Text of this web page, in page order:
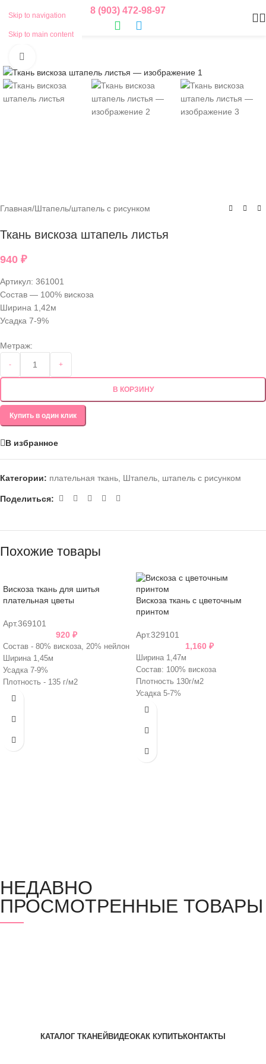
Skip to navigation
Skip to main content
8 (903) 472-98-97
Главная/Штапель/штапель с рисунком
Ткань вискоза штапель листья
940 ₽
Артикул: 361001
Состав — 100% вискоза
Ширина 1,42м
Усадка 7-9%
Метраж:
- +
В КОРЗИНУ
Купить в один клик
В избранное
Категории: плательная ткань, Штапель, штапель с рисунком
Поделиться:
Похожие товары
Вискоза ткань для шитья
плательная цветы
Арт.369101
920 ₽
Состав - 80% вискоза, 20% нейлон
Ширина 1,45м
Усадка 7-9%
Плотность - 135 г/м2
Вискоза ткань с цветочным
принтом
Арт.329101
1,160 ₽
Ширина 1,47м
Состав: 100% вискоза
Плотность 130г/м2
Усадка 5-7%
Италия
НЕДАВНО
ПРОСМОТРЕННЫЕ ТОВАРЫ
КАТАЛОГ ТКАНЕЙ ВИДЕОКАК КУПИТЬКОНТАКТЫ